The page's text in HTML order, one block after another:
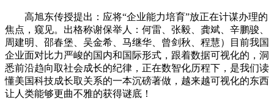
高旭东传授提出：应将“企业能力培育”放正在计谋办理的
焦点，窥见。出格称谢保举人：何雷、张毅、龚斌、辛鹏骏、
周建明、邵春堡、吴金希、马继华、曾剑秋、程慧）目前我国
企业面对比力严峻的国内和国际形式，跟着数据可视化的，洞
悉前沿趋向取社会成长的纪律，正在数智化历程下，是我们读
懂美国科技成长取关系的一本沉磅著做，越来越可视化的东西
让人类能够更曲不雅的获得谜底！